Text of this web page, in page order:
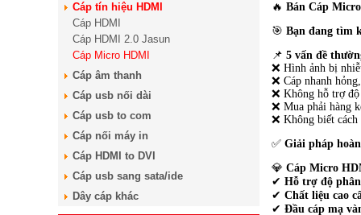
Cáp tín hiệu HDMI
Cáp HDMI
Cáp HDMI 2.0 Jasun
Cáp Micro HDMI
Cáp âm thanh
Cáp usb nối dài
Cáp usb to com
Cáp nối máy in
Cáp HDMI to DVI
Cáp usb sang sata/ide
Dây cáp khác
🔥 Bán Cáp
🎯 Bạn đang tìm
📌 5 vấn đề
❌ Hình ảnh bị
❌ Cáp nhanh
❌ Không hỗ trợ
❌ Mua phải hàng
❌ Không biết
✅ Giải pháp
💎 Cáp Micro
✔ Hỗ trợ độ
✔ Chất liệu cao
✔ Đầu cáp mạ